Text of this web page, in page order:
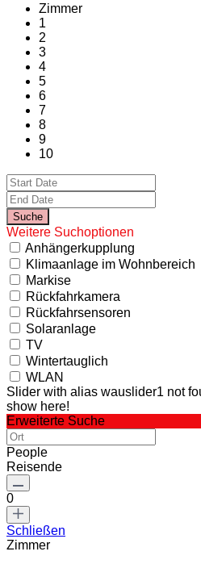
Zimmer
1
2
3
4
5
6
7
8
9
10
Weitere Suchoptionen
Anhängerkupplung
Klimaanlage im Wohnbereich
Markise
Rückfahrkamera
Rückfahrsensoren
Solaranlage
TV
Wintertauglich
WLAN
Slider with alias wauslider1 not
show here!
Erweiterte Suche
People
Reisende
0
Schließen
Zimmer